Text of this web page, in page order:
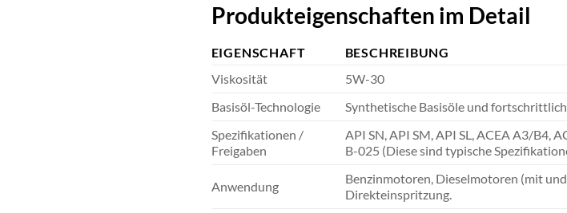
Produkteigenschaften im Detail
EIGENSCHAFT
BESCHREIBUNG
Viskosität
5W-30
Basisöl-Technologie
Synthetische Basisöle und
Spezifikationen /
Freigaben
API SN, API SM, API SL, ACEA A3/B4,
B-025 (Diese sind typische
Anwendung
Benzinmotoren, Dieselmotoren (mit
Direkteinspritzung.